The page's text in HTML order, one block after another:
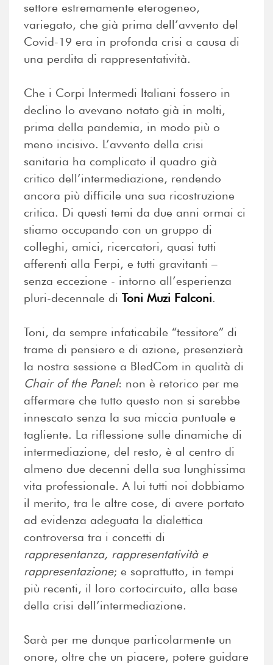
settore estremamente eterogeneo,
variegato, che già prima dell’avvento del
Covid-19 era in profonda crisi a causa di
una perdita di rappresentatività.
Che i Corpi Intermedi Italiani fossero in
declino lo avevano notato già in molti,
prima della pandemia, in modo più o
meno incisivo. L’avvento della crisi
sanitaria ha complicato il quadro già
critico dell’intermediazione, rendendo
ancora più difficile una sua ricostruzione
critica. Di questi temi da due anni ormai ci
stiamo occupando con un gruppo di
colleghi, amici, ricercatori, quasi tutti
afferenti alla Ferpi, e tutti gravitanti –
senza eccezione - intorno all’esperienza
pluri-decennale di Toni Muzi Falconi.
Toni, da sempre infaticabile “tessitore” di
trame di pensiero e di azione, presenzierà
la nostra sessione a BledCom in qualità di
Chair of the Panel: non è retorico per me
affermare che tutto questo non si sarebbe
innescato senza la sua miccia puntuale e
tagliente. La riflessione sulle dinamiche di
intermediazione, del resto, è al centro di
almeno due decenni della sua lunghissima
vita professionale. A lui tutti noi dobbiamo
il merito, tra le altre cose, di avere portato
ad evidenza adeguata la dialettica
controversa tra i concetti di
rappresentanza, rappresentatività e
rappresentazione; e soprattutto, in tempi
più recenti, il loro cortocircuito, alla base
della crisi dell’intermediazione.
Sarà per me dunque particolarmente un
onore, oltre che un piacere, potere guidare